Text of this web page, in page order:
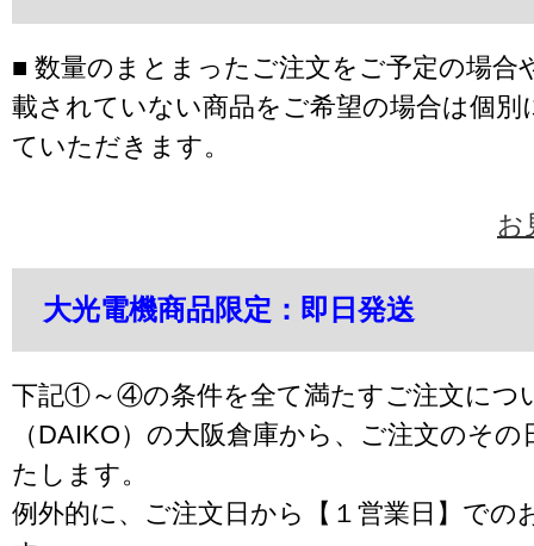
■ 数量のまとまったご注文をご予定の場合
載されていない商品をご希望の場合は個別
ていただきます。
お
大光電機商品限定：即日発送
下記①～④の条件を全て満たすご注文につ
（DAIKO）の大阪倉庫から、ご注文のそ
たします。
例外的に、ご注文日から【１営業日】での